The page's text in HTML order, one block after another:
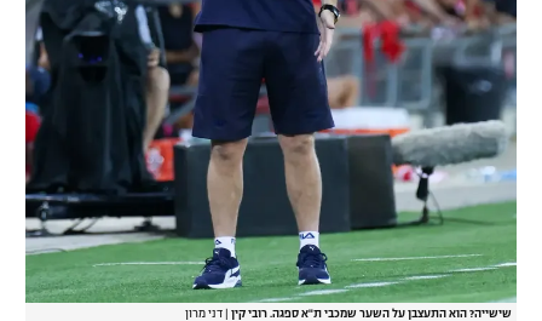
שישייה? הוא התעצבן על השער שמכבי ת"א ספגה. רובי קין דני מרון